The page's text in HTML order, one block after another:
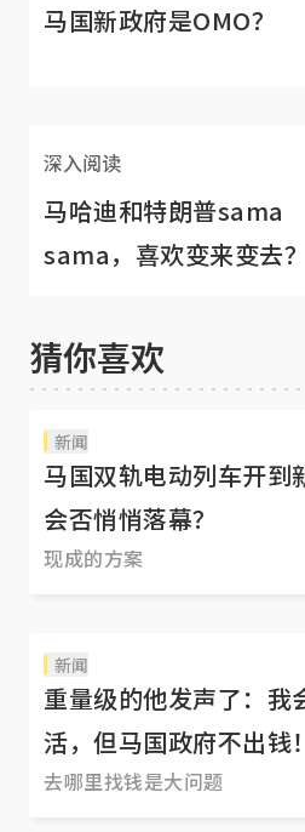
马国新政府是OMO？
深入阅读
马哈迪和特朗普sama
sama，喜欢变来变去？
猜你喜欢
新闻
马国双轨电动列车开
会否悄悄落幕？
现成的方案
新闻
重量级的他发声了：我
活，但马国政府不出钱！
去哪里找钱是大问题